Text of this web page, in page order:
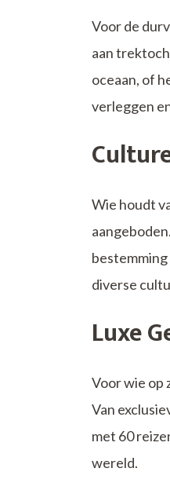
Voor de
aan
oceaan, of
verleggen
Wie houdt
diverse
Luxe
Voor wie op
Van
met 60
wereld.